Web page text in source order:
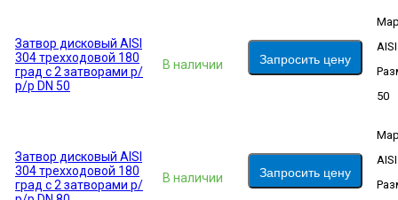
Затвор дисковый AISI
304 трехходовой 180
град с 2 затворами р/
р/р DN 50
В наличии Запросить цену
50
Затвор дисковый AISI
304 трехходовой 180
град с 2 затворами р/
В наличии Запросить цену